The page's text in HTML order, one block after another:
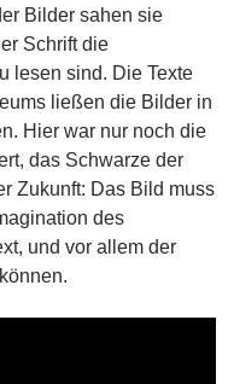
Bilder sahen sie
Schrift die
lesen sind. Die Texte
ließen die Bilder in
Hier war nur noch die
das Schwarze der
Zukunft: Das Bild muss
des
und vor allem der